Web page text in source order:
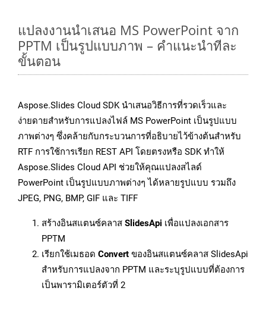
แปลงงานนำเสนอ MS PowerPoint จาก
PPTM เป็นรูปแบบภาพ – คำแนะนำทีละ
ขั้นตอน
Aspose.Slides Cloud SDK นำเสนอวิธีการที่รวดเร็วและ
ง่ายดายสำหรับการแปลงไฟล์ MS PowerPoint เป็นรูปแบบ
ภาพต่างๆ ซึ่งคล้ายกับกระบวนการที่อธิบายไว้ข้างต้นสำหรับ
RTF การใช้การเรียก REST API โดยตรงหรือ SDK ทำให้
Aspose.Slides Cloud API ช่วยให้คุณแปลงสไลด์
PowerPoint เป็นรูปแบบภาพต่างๆ ได้หลายรูปแบบ รวมถึง
JPEG, PNG, BMP, GIF และ TIFF
สร้างอินสแตนซ์คลาส SlidesApi เพื่อแปลงเอกสาร
PPTM
เรียกใช้เมธอด Convert ของอินสแตนซ์คลาส SlidesApi
สำหรับการแปลงจาก PPTM และระบุรูปแบบที่ต้องการ
เป็นพารามิเตอร์ตัวที่ 2